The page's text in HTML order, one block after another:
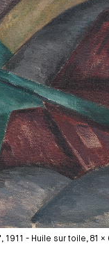
1911 - Huile sur toile, 81